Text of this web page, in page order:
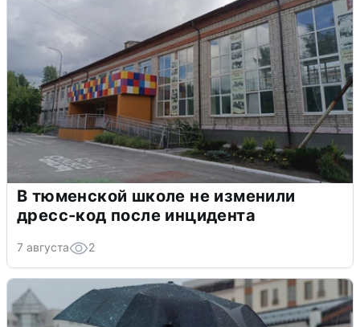
В тюменской школе не изменили
дресс-код после инцидента
7 августа 2